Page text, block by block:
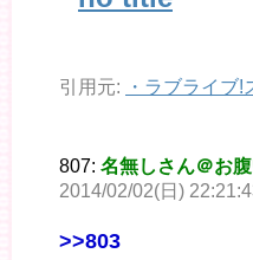
引用元: ・ ラブライブ!
807: 名無しさん＠お腹
2014/02/02(日)
>>803